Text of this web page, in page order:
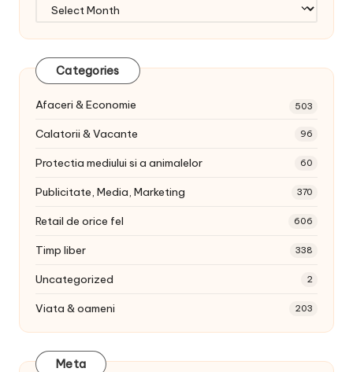
Categories
Afaceri & Economie 503
Calatorii & Vacante 96
Protectia mediului si a animalelor 60
Publicitate, Media, Marketing 370
Retail de orice fel 606
Timp liber 338
Uncategorized 2
Viata & oameni 203
Meta